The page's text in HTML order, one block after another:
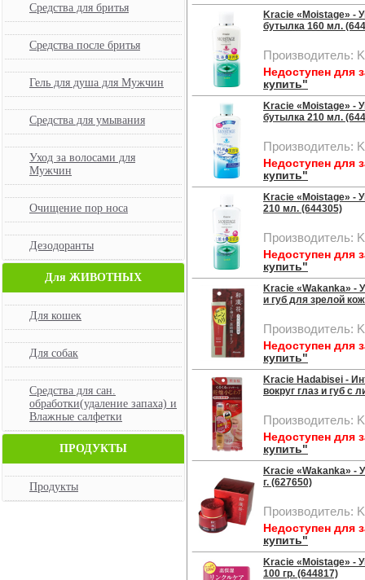
Средства для бритья
Средства после бритья
Гель для душа для Мужчин
Средства для умывания
Уход за волосами для
Мужчин
Очищение пор носа
Дезодоранты
Для ЖИВОТНЫХ
Для кошек
Для собак
Средства для сан.
обработки(удаление запаха) и
Влажные салфетки
ПРОДУКТЫ
Продукты
Kracie «Moistage» -
бутылка 160 мл.
Производитель:
Недоступен для
купить"
Kracie «Moistage» -
бутылка 210 мл.
Производитель:
Недоступен для
купить"
Kracie «Moistage» -
210 мл. (644305)
Производитель:
Недоступен для
купить"
Kracie «Wakanka» -
и губ для зрелой
Производитель:
Недоступен для
купить"
Kracie Hadabisei -
вокруг глаз и губ с
Производитель:
Недоступен для
купить"
Kracie «Wakanka» -
г. (627650)
Производитель:
Недоступен для
купить"
Kracie «Moistage» -
100 гр. (644817)